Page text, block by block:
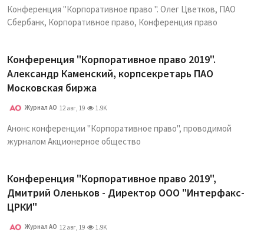
Конференция "Корпоративное право ". Олег Цветков, ПАО
Сбербанк, Корпоративное право, Конференция право
Конференция "Корпоративное право 2019".
Александр Каменский, корпсекретарь ПАО
Московская биржа
Журнал АО 12 авг, 19 1.9K
Анонс конференции "Корпоративное право", проводимой
журналом Акционерное общество
Конференция "Корпоративное право 2019",
Дмитрий Оленьков - Директор ООО "Интерфакс-
ЦРКИ"
Журнал АО 12 авг, 19 1.9K